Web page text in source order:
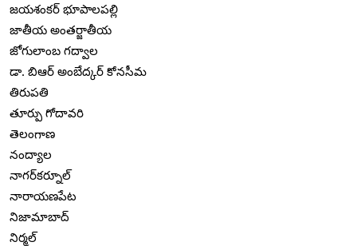
జయశంకర్ భూపాలపల్లి
జాతీయ అంతర్జాతీయ
జోగులాంబ గద్వాల
డా. బిఆర్ అంబేద్కర్ కోనసీమ
తిరుపతి
తూర్పు గోదావరి
తెలంగాణ
నంద్యాల
నాగర్‌కర్నూల్
నారాయణపేట
నిజామాబాద్
నిర్మల్